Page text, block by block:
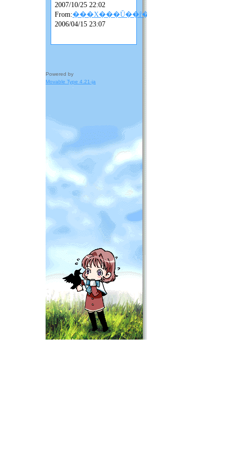
2007/10/25 22:02
From:���X���Ǔ��ȓ��L
2006/04/15 23:07
Powered by
Movable Type 4.21-ja